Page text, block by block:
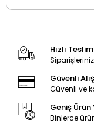
Hızlı
Güvenli
Güvenli ve
Geniş
Binlerce